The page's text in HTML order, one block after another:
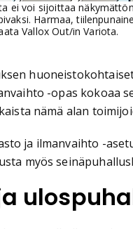
ei voi sijoittaa
Harmaa,
Vallox Out/in Variota.
-opas kokoaa
nämä alan
ja ilmanvaihto -
myös